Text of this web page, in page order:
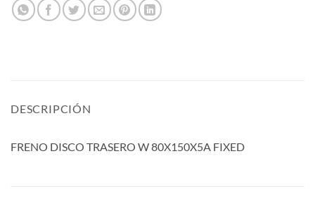
DESCRIPCIÓN
FRENO DISCO TRASERO W 80X150X5A FIXED